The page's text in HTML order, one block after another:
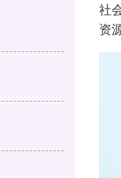
社
资